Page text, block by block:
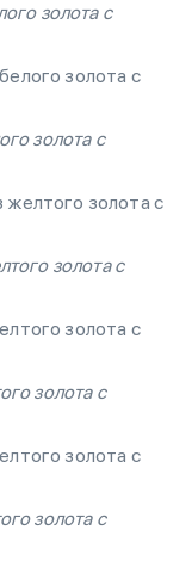
золота с
золота с
золота с
золота с
золота с